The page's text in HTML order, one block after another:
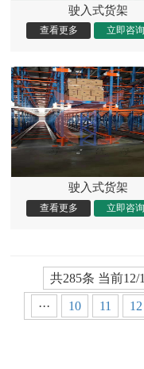
驶入式货架
驶入式货架
共285条 当前12/
···
10 11 12